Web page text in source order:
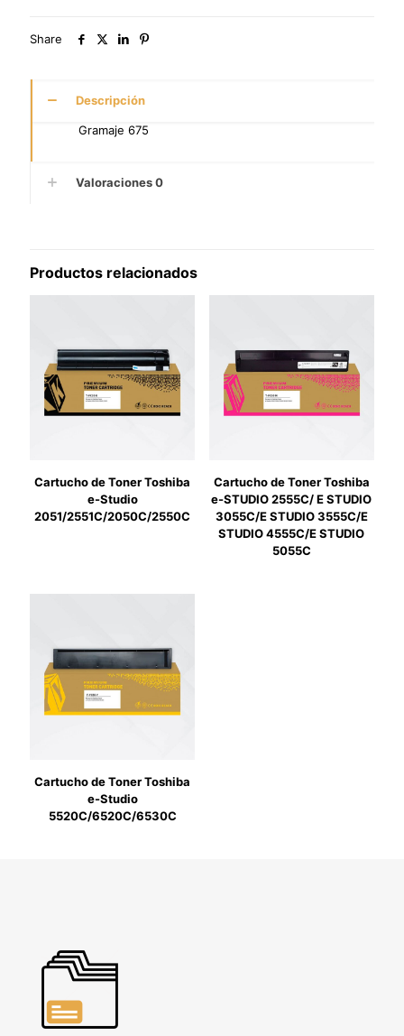
Share
Descripción
Gramaje 675
Valoraciones0
Productos relacionados
Cartucho de Toner Toshiba
e-Studio
2051/2551C/2050C/2550C
Cartucho de Toner Toshiba
e-STUDIO 2555C/ E STUDIO
3055C/E STUDIO 3555C/E
STUDIO 4555C/E STUDIO
5055C
Cartucho de Toner Toshiba
e-Studio
5520C/6520C/6530C